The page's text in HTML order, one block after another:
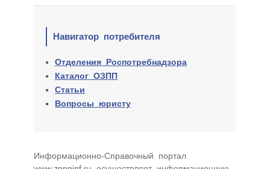
Навигатор потребителя
Отделения Роспотребнадзора
Каталог ОЗПП
Статьи
Вопросы юристу
Информационно-Cправочный портал